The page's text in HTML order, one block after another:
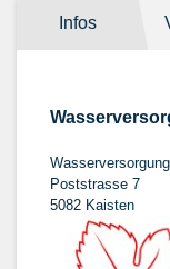
Infos
Wasserversorgung
Poststrasse 7
5082 Kaisten